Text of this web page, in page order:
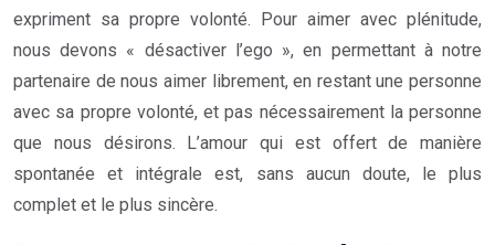
expriment sa propre volonté. Pour aimer avec plénitude,
nous devons « désactiver l’ego », en permettant à notre
partenaire de nous aimer librement, en restant une personne
avec sa propre volonté, et pas nécessairement la personne
que nous désirons. L’amour qui est offert de manière
spontanée et intégrale est, sans aucun doute, le plus
complet et le plus sincère.